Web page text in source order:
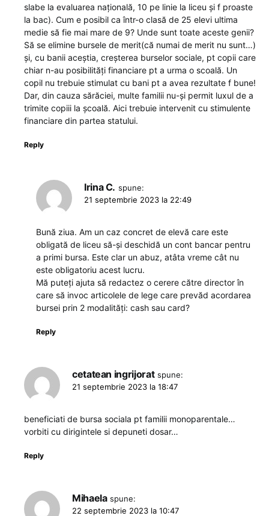
slabe la evaluarea națională, 10 pe linie la liceu și f proaste
la bac). Cum e posibil ca într-o clasă de 25 elevi ultima
medie să fie mai mare de 9? Unde sunt toate aceste genii?
Să se elimine bursele de merit(că numai de merit nu sunt…)
și, cu banii aceștia, creșterea burselor sociale, pt copii care
chiar n-au posibilități financiare pt a urma o scoală. Un
copil nu trebuie stimulat cu bani pt a avea rezultate f bune!
Dar, din cauza sărăciei, multe familii nu-și permit luxul de a
trimite copiii la școală. Aici trebuie intervenit cu stimulente
financiare din partea statului.
Reply
Irina C. spune:
21 septembrie 2023 la 22:49
Bună ziua. Am un caz concret de elevă care este
obligată de liceu să-și deschidă un cont bancar pentru
a primi bursa. Este clar un abuz, atâta vreme cât nu
este obligatoriu acest lucru.
Mă puteți ajuta să redactez o cerere către director în
care să invoc articolele de lege care prevăd acordarea
bursei prin 2 modalități: cash sau card?
Reply
cetatean ingrijorat spune:
21 septembrie 2023 la 18:47
beneficiati de bursa sociala pt familii monoparentale…
vorbiti cu dirigintele si depuneti dosar…
Reply
Mihaela spune:
22 septembrie 2023 la 10:47